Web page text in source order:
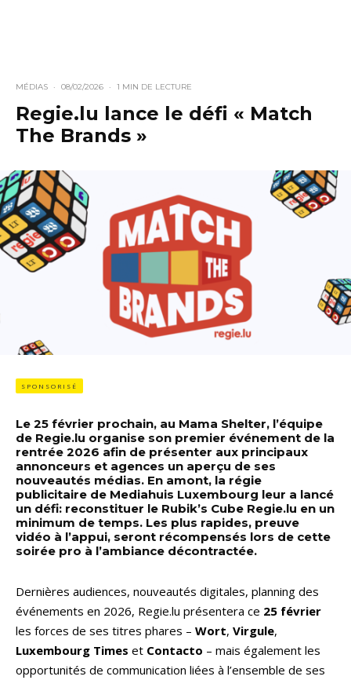
MÉDIAS · 08/02/2026 · 1 MIN DE LECTURE
Regie.lu lance le défi « Match
The Brands »
SPONSORISÉ
Le 25 février prochain, au Mama Shelter, l’équipe
de Regie.lu organise son premier événement de la
rentrée 2026 afin de présenter aux principaux
annonceurs et agences un aperçu de ses
nouveautés médias. En amont, la régie
publicitaire de Mediahuis Luxembourg leur a lancé
un défi: reconstituer le Rubik’s Cube Regie.lu en un
minimum de temps. Les plus rapides, preuve
vidéo à l’appui, seront récompensés lors de cette
soirée pro à l’ambiance décontractée.
Dernières audiences, nouveautés digitales, planning des
événements en 2026, Regie.lu présentera ce 25 février
les forces de ses titres phares – Wort, Virgule,
Luxembourg Times et Contacto – mais également les
opportunités de communication liées à l’ensemble de ses